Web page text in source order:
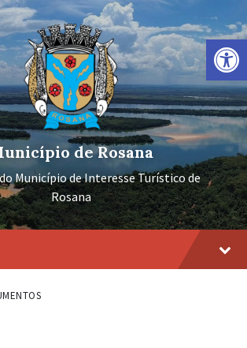
Barra de Ferramentas Aberta
de Rosana
Município de Interesse Turístico de
Rosana